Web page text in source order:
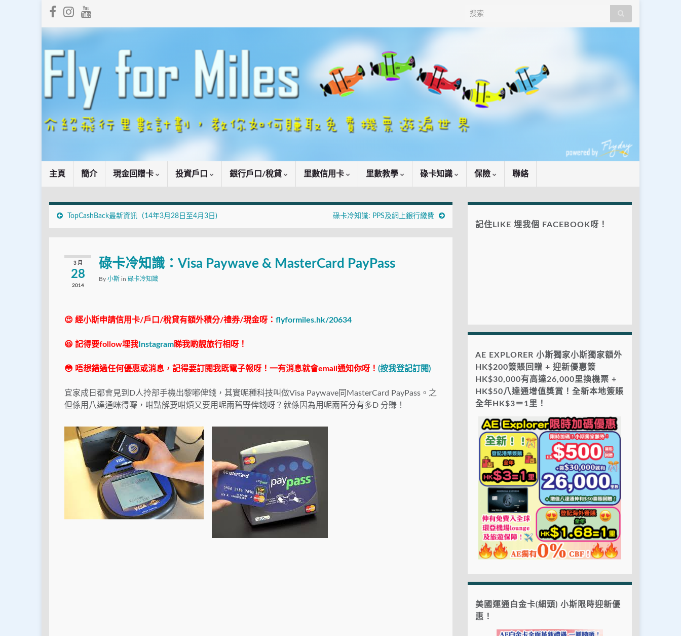
Search for:
主頁 簡介 現金回贈卡 投資戶口 銀行戶口/稅貸 里數信用卡 里數教學 碌卡知識 保險 聯絡
TopCashBack最新資訊（14年3月28日至4月3日) 碌卡冷知識: PPS及網上銀行繳費
3 月
28
2014
碌卡冷知識：Visa Paywave & MasterCard PayPass
By 小斯 in 碌卡冷知識
😍 經小斯申請信用卡/戶口/稅貸有額外積分/禮券/現金呀： flyformiles.hk/20634
😆 記得要follow埋我 Instagram睇我啲靚旅行相呀！
😳 唔想錯過任何優惠或消息，記得要訂閱我既電子報呀！一有消息就會email通知你呀！ (按我登記訂閱)
宜家成日都會見到D人拎部手機出黎嘟俾錢，其實呢種科技叫做Visa Paywave同MasterCard PayPass。之
但係用八達通咪得囉，咁點解要咁煩又要用呢兩舊野俾錢呀？就係因為用呢兩舊分有多D 分賺！
記住LIKE 埋我個 FACEBOOK呀！
AE EXPLORER 小斯獨家小斯獨家額外
HK$200簽賬回贈 + 迎新優惠簽
HK$30,000有高達26,000里換機票 +
HK$50八達通增值獎賞！全新本地簽賬
全年HK$3＝1里！
美國運通白金卡(細頭) 小斯限時迎新優
惠！